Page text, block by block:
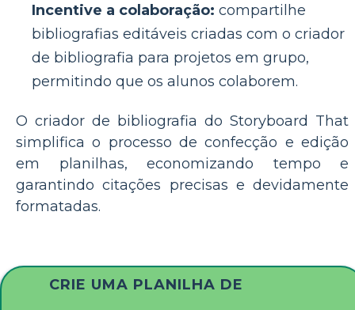
Incentive a colaboração: compartilhe
bibliografias editáveis ​​criadas com o criador
de bibliografia para projetos em grupo,
permitindo que os alunos colaborem.
O criador de bibliografia do Storyboard That
simplifica o processo de confecção e edição
em planilhas, economizando tempo e
garantindo citações precisas e devidamente
formatadas.
CRIE UMA PLANILHA DE